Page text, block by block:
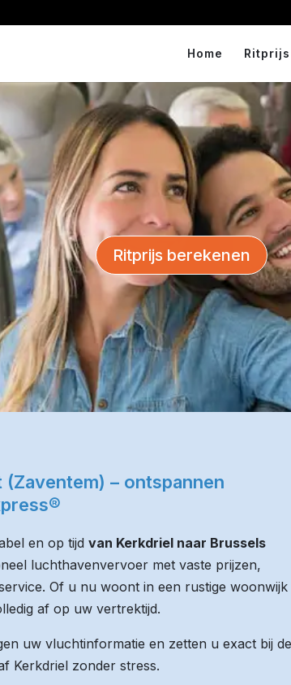
Home
Ritprijs berekenen
– ontspannen
en op tijd van Kerkdriel naar Brussels
luchthavenvervoer met vaste prijzen,
Of u nu woont in een rustige
af op uw vertrektijd.
uw vluchtinformatie en zetten u exact bij de
Kerkdriel zonder stress.